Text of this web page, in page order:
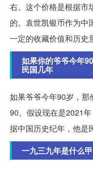
右。这个价格是根据市
的。袁世凯银币作为中
一定的收藏价值和历史
如果你的爷爷今年
民国几年
如果爷爷今年90岁，
90。假设现在是2021
据中国历史纪年，他是
一九三九年是什么